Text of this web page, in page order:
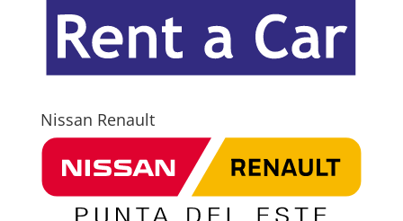
Nissan Renault